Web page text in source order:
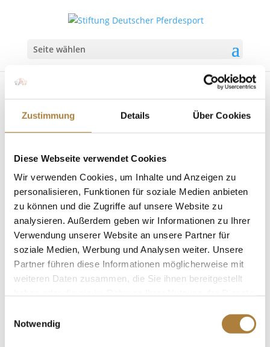
Zustimmung Details Über Cookies
Diese Webseite verwendet Cookies
Wir verwenden Cookies, um Inhalte und Anzeigen zu
personalisieren, Funktionen für soziale Medien anbieten
zu können und die Zugriffe auf unsere Website zu
analysieren. Außerdem geben wir Informationen zu Ihrer
Verwendung unserer Website an unsere Partner für
soziale Medien, Werbung und Analysen weiter. Unsere
Partner führen diese Informationen möglicherweise mit
weiteren Daten zusammen, die Sie ihnen bereitgestellt
Notwendig
Seite wählen
Stifterforum 2026 in Hamburg
vonInsa Strothmann|19. März 2026
Die WM in Aachen im Mittelpunkt In diesem Jahr war
die Stiftung Deutscher Pferdesport mit ihrem
Stifterforum in der Hansestadt Hamburg zu Gast.
Gemeinsam mit der Förderfamilie Schwiebert wurde
an zwei Tagen ein vielseitiges Programm gestaltet,
dass den passenden...
Vorfreude auf das Stifterforum 2026